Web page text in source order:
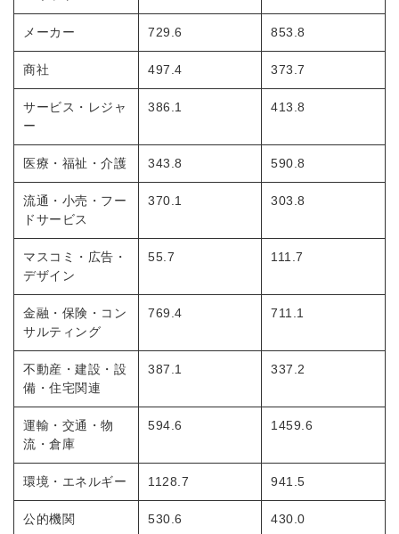
メーカー 729.6 853.8
商社 497.4 373.7
サービス・レジャ
ー
386.1 413.8
医療・福祉・介護 343.8 590.8
流通・小売・フー
ドサービス
370.1 303.8
マスコミ・広告・
デザイン
55.7 111.7
金融・保険・コン
サルティング
769.4 711.1
不動産・建設・設
備・住宅関連
387.1 337.2
運輸・交通・物
流・倉庫
594.6 1459.6
環境・エネルギー 1128.7 941.5
公的機関 530.6 430.0
する
忘れですか？
でログイン
せん
利用規約と個人情報の取り扱いについて
同意のうえ
登録する
他サービスIDで登録